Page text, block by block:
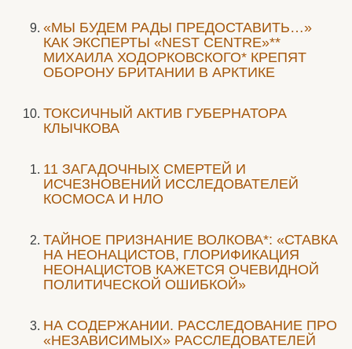
«МЫ БУДЕМ РАДЫ ПРЕДОСТАВИТЬ…»
КАК ЭКСПЕРТЫ «NEST CENTRE»**
МИХАИЛА ХОДОРКОВСКОГО* КРЕПЯТ
ОБОРОНУ БРИТАНИИ В АРКТИКЕ
ТОКСИЧНЫЙ АКТИВ ГУБЕРНАТОРА
КЛЫЧКОВА
11 ЗАГАДОЧНЫХ СМЕРТЕЙ И
ИСЧЕЗНОВЕНИЙ ИССЛЕДОВАТЕЛЕЙ
КОСМОСА И НЛО
ТАЙНОЕ ПРИЗНАНИЕ ВОЛКОВА*: «СТАВКА
НА НЕОНАЦИСТОВ, ГЛОРИФИКАЦИЯ
НЕОНАЦИСТОВ КАЖЕТСЯ ОЧЕВИДНОЙ
ПОЛИТИЧЕСКОЙ ОШИБКОЙ»
НА СОДЕРЖАНИИ. РАССЛЕДОВАНИЕ ПРО
«НЕЗАВИСИМЫХ» РАССЛЕДОВАТЕЛЕЙ